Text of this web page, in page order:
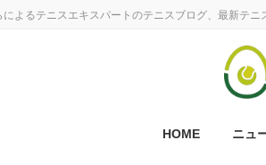
よるテニスエキスパートのテニスブログ、最新テ
HOME ニュ